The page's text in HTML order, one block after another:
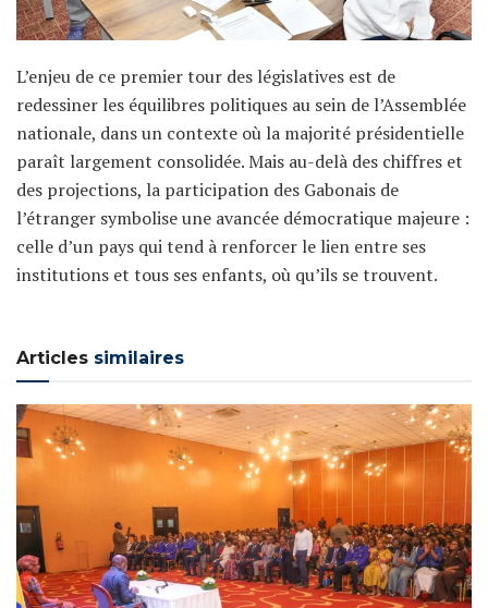
L’enjeu de ce premier tour des législatives est de
redessiner les équilibres politiques au sein de l’Assemblée
nationale, dans un contexte où la majorité présidentielle
paraît largement consolidée. Mais au-delà des chiffres et
des projections, la participation des Gabonais de
l’étranger symbolise une avancée démocratique majeure :
celle d’un pays qui tend à renforcer le lien entre ses
institutions et tous ses enfants, où qu’ils se trouvent.
Articles similaires